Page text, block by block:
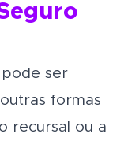
pode ser
formas
recursal ou a